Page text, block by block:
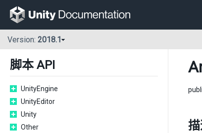
Version: 2018.1
脚本 API
UnityEngine
UnityEditor
Unity
Other